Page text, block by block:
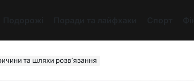
та шляхи розв’язання